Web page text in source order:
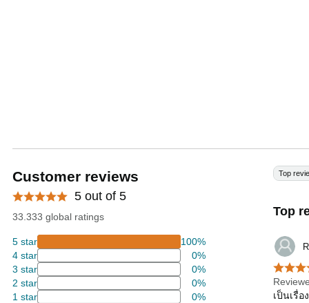
Customer reviews
5 out of 5
33.333 global ratings
5 star
100%
4 star
0%
3 star
0%
2 star
0%
1 star
0%
Top
Top
เป็นเรื่